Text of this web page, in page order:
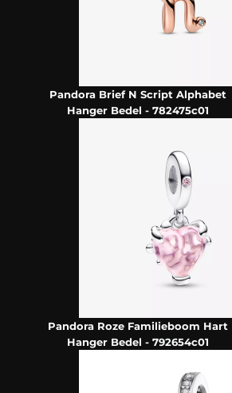
Pandora Brief N Script Alphabet
Hanger Bedel - 782475c01
Pandora Roze Familieboom Hart
Hanger Bedel - 792654c01